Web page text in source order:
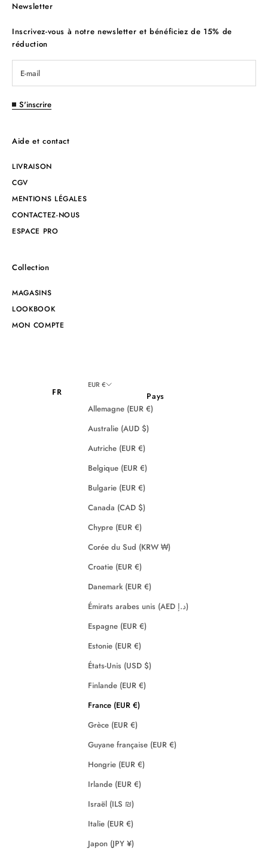
Newsletter
Inscrivez-vous à notre newsletter et bénéficiez de 15% de
réduction
S'inscrire
Aide et contact
LIVRAISON
CGV
MENTIONS LÉGALES
CONTACTEZ-NOUS
ESPACE PRO
Collection
MAGASINS
LOOKBOOK
MON COMPTE
FR
EUR €
Pays
Allemagne (EUR €)
Australie (AUD $)
Autriche (EUR €)
Belgique (EUR €)
Bulgarie (EUR €)
Canada (CAD $)
Chypre (EUR €)
Corée du Sud (KRW ₩)
Croatie (EUR €)
Danemark (EUR €)
Émirats arabes unis (AED د.إ)
Espagne (EUR €)
Estonie (EUR €)
États-Unis (USD $)
Finlande (EUR €)
France (EUR €)
Grèce (EUR €)
Guyane française (EUR €)
Hongrie (EUR €)
Irlande (EUR €)
Israël (ILS ₪)
Italie (EUR €)
Japon (JPY ¥)